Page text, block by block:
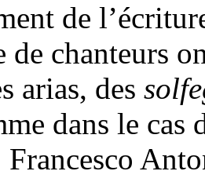
de
de chanteurs
arias, des
dans le cas
Francesco